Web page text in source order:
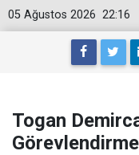
22:16
05 Ağustos 2026
Togan